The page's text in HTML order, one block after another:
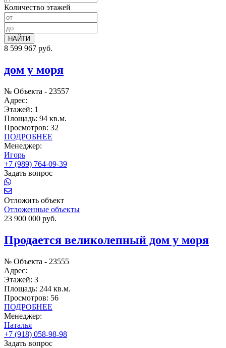
Количество этажей
НАЙТИ
8 599 967 руб.
дом у моря
№ Объекта - 23557
Адрес:
Этажей: 1
Площадь: 94 кв.м.
Просмотров: 32
ПОДРОБНЕЕ
Менеджер:
Игорь
+7 (989) 764-09-39
Задать вопрос
Отложить объект
Отложенные объекты
23 900 000 руб.
Продается великолепный дом у моря
№ Объекта - 23555
Адрес:
Этажей: 3
Площадь: 244 кв.м.
Просмотров: 56
ПОДРОБНЕЕ
Менеджер:
Наталья
+7 (918) 058-98-98
Задать вопрос